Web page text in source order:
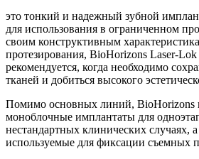
это тонкий и надежный зубной
для использования в ограниченном
своим конструктивным
протезирования, BioHorizons Laser-
рекомендуется, когда необходимо
тканей и добиться высокого
Помимо основных линий, BioHorizons
моноблочные имплантаты для
нестандартных клинических случаях,
используемые для фиксации съемных